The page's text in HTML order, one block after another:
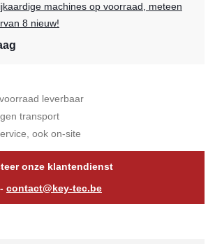
machines op voorraad, meteen
8 nieuw!
leverbaar
transport
ook on-site
onze klantendienst
- contact@key-tec.be